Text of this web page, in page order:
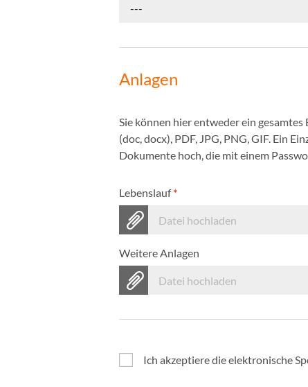
---
Anlagen
Sie können hier entweder ein
(doc, docx), PDF, JPG, PNG, GIF. Ein
Dokumente hoch, die mit einem
Lebenslauf*
Datei hochladen
Weitere Anlagen
Datei hochladen
Ich akzeptiere die elektronische